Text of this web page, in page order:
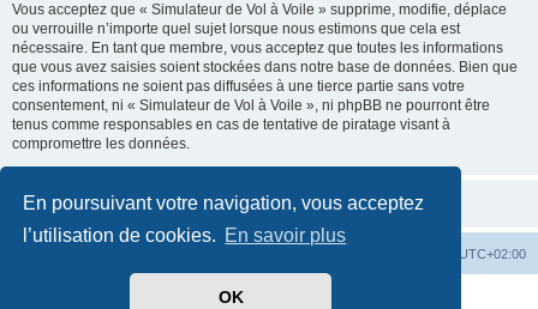
En poursuivant votre navigation, vous acceptez
l’utilisation de cookies. En savoir plus
OK
Vous acceptez que « Simulateur de Vol à Voile » supprime, modifie, déplace
ou verrouille n’importe quel sujet lorsque nous estimons que cela est
nécessaire. En tant que membre, vous acceptez que toutes les informations
que vous avez saisies soient stockées dans notre base de données. Bien que
ces informations ne soient pas diffusées à une tierce partie sans votre
consentement, ni « Simulateur de Vol à Voile », ni phpBB ne pourront être
tenus comme responsables en cas de tentative de piratage visant à
compromettre les données.
UTC+02:00
phpBB ® Forum Software © phpBB Limited